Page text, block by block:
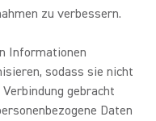
zu verbessern.
Informationen
sodass sie nicht
gebracht
Daten